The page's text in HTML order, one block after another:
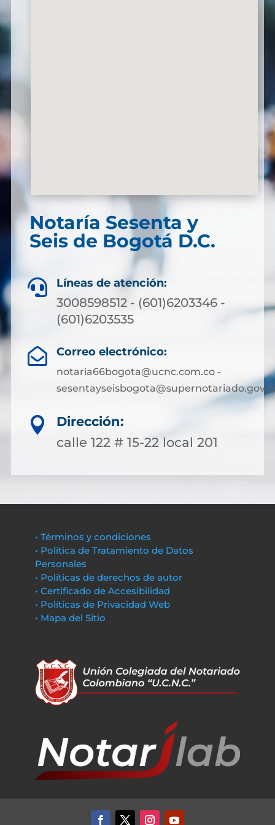
Notaría Sesenta y
Seis de Bogotá D.C.
 Líneas de atención:
3008598512 - (601)6203346 -
(601)6203535
 Correo electrónico:
notaria66bogota@ucnc.com.co -

Dirección:
calle 122 # 15-22 local 201
• Términos y condiciones
• Política de Tratamiento de Datos
Personales
• Políticas de derechos de autor
• Certificado de Accesibilidad
• Políticas de Privacidad Web
• Mapa del Sitio